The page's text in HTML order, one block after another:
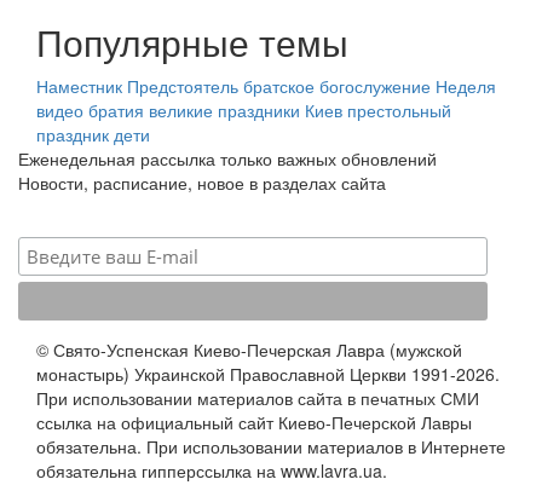
Популярные темы
Наместник Предстоятель братское богослужение Неделя
видео братия великие праздники Киев престольный
праздник дети
Еженедельная рассылка только важных обновлений
Новости, расписание, новое в разделах сайта
© Свято-Успенская Киево-Печерская Лавра (мужской
монастырь) Украинской Православной Церкви 1991-2026.
При использовании материалов сайта в печатных СМИ
ссылка на официальный сайт Киево-Печерской Лавры
обязательна. При использовании материалов в Интернете
обязательна гипперссылка на www.lavra.ua.